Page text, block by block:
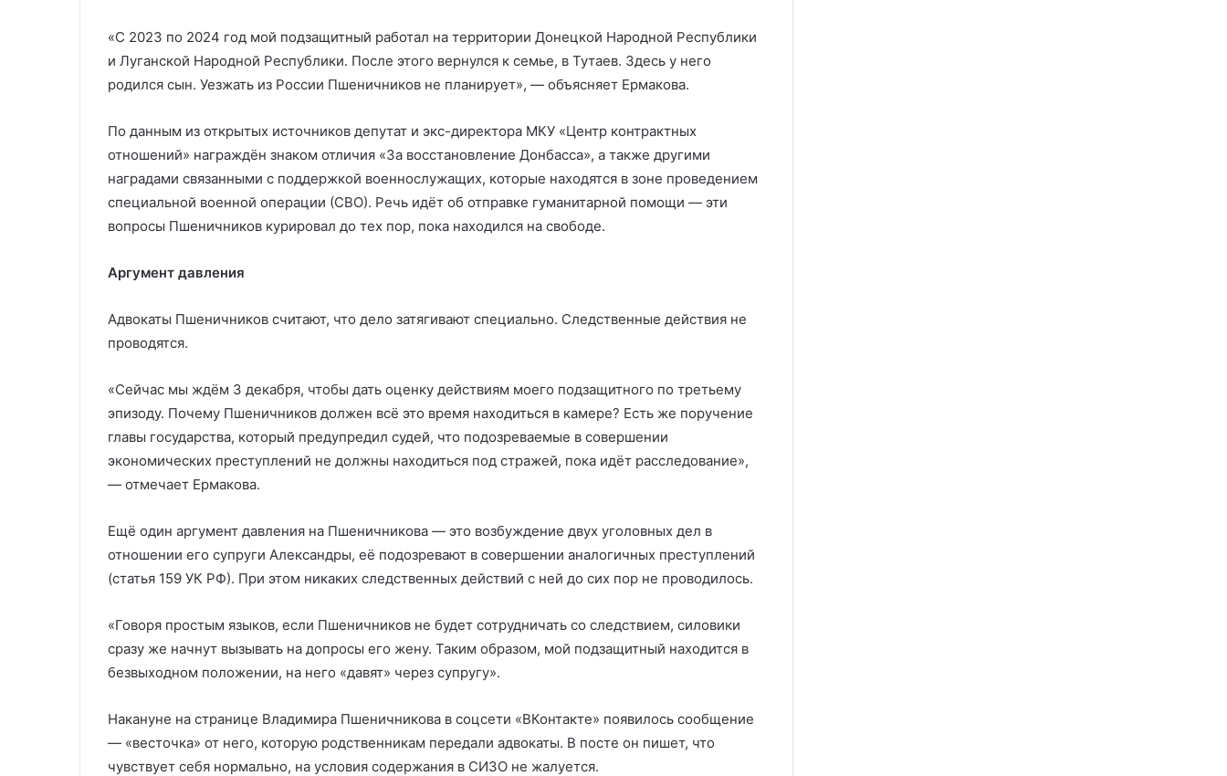
«С 2023 по 2024 год мой подзащитный работал на территории Донецкой Народной Республики
и Луганской Народной Республики. После этого вернулся к семье, в Тутаев. Здесь у него
родился сын. Уезжать из России Пшеничников не планирует», — объясняет Ермакова.
По данным из открытых источников депутат и экс-директора МКУ «Центр контрактных
отношений» награждён знаком отличия «За восстановление Донбасса», а также другими
наградами связанными с поддержкой военнослужащих, которые находятся в зоне проведением
специальной военной операции (СВО). Речь идёт об отправке гуманитарной помощи — эти
вопросы Пшеничников курировал до тех пор, пока находился на свободе.
Аргумент давления
Адвокаты Пшеничников считают, что дело затягивают специально. Следственные действия не
проводятся.
«Сейчас мы ждём 3 декабря, чтобы дать оценку действиям моего подзащитного по третьему
эпизоду. Почему Пшеничников должен всё это время находиться в камере? Есть же поручение
главы государства, который предупредил судей, что подозреваемые в совершении
экономических преступлений не должны находиться под стражей, пока идёт расследование»,
— отмечает Ермакова.
Ещё один аргумент давления на Пшеничникова — это возбуждение двух уголовных дел в
отношении его супруги Александры, её подозревают в совершении аналогичных преступлений
(статья 159 УК РФ). При этом никаких следственных действий с ней до сих пор не проводилось.
«Говоря простым языков, если Пшеничников не будет сотрудничать со следствием, силовики
сразу же начнут вызывать на допросы его жену. Таким образом, мой подзащитный находится в
безвыходном положении, на него «давят» через супругу».
Накануне на странице Владимира Пшеничникова в соцсети «ВКонтакте» появилось сообщение
— «весточка» от него, которую родственникам передали адвокаты. В посте он пишет, что
чувствует себя нормально, на условия содержания в СИЗО не жалуется.